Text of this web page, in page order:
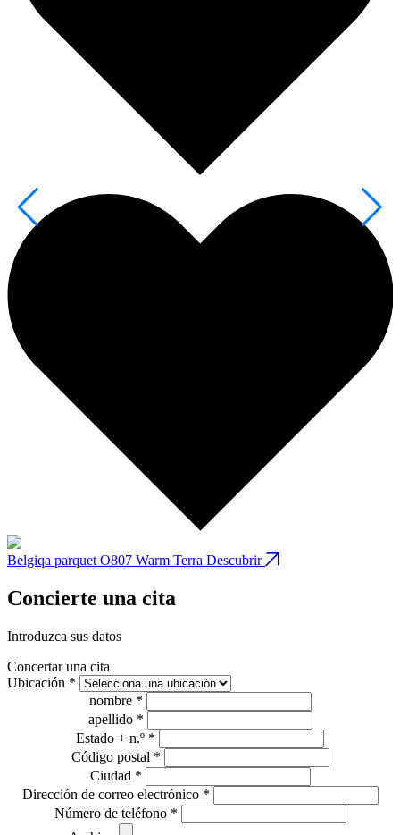
Belgiqa parquet O807 Warm Terra Descubrir
Concierte una cita
Introduzca sus datos
Concertar una cita
Ubicación *
nombre *
apellido *
Estado + n.º *
Código postal *
Ciudad *
Dirección de correo electrónico *
Número de teléfono *